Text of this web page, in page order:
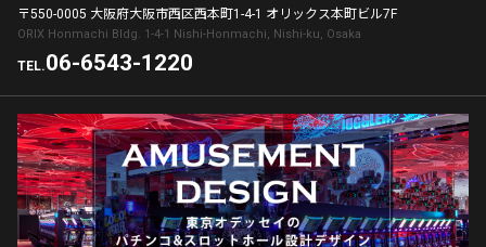
〒550-0005 大阪府大阪市西区西本町1-4-1 オリックス本町ビル7F
ORIX Honmachi Bldg. 1-4-1 Nishi-Honmachi, Nishi-ku, Osaka
TEL.06-6543-1220